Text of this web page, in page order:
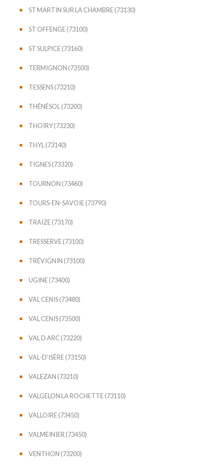
ST MARTIN SUR LA CHAMBRE (73130)
ST OFFENGE (73100)
ST SULPICE (73160)
TERMIGNON (73500)
TESSENS (73210)
THÉNÉSOL (73200)
THOIRY (73230)
THYL (73140)
TIGNES (73320)
TOURNON (73460)
TOURS-EN-SAVOIE (73790)
TRAIZE (73170)
TRESSERVE (73100)
TRÉVIGNIN (73100)
UGINE (73400)
VAL CENIS (73480)
VAL CENIS (73500)
VAL D ARC (73220)
VAL-D'ISÈRE (73150)
VALEZAN (73210)
VALGELON LA ROCHETTE (73110)
VALLOIRE (73450)
VALMEINIER (73450)
VENTHON (73200)